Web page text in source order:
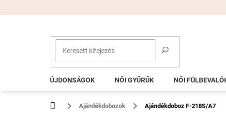
ÚJDONSÁGOK NŐI GYŰRŰK NŐI
KezdőlapAjándékdobozok Ajándékdoboz F-218S/A7